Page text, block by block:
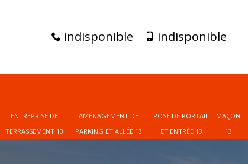
indisponible indisponible
ENTREPRISE DE
TERRASSEMENT 13
AMÉNAGEMENT DE
PARKING ET ALLÉE 13
POSE DE PORTAIL
ET ENTRÉE 13
MAÇON
13